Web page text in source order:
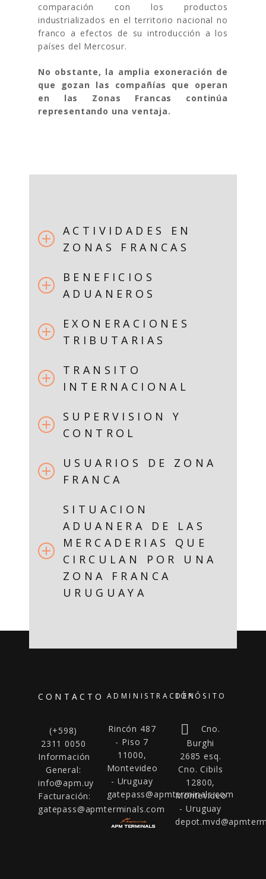
comparación con los productos
industrializados en el territorio nacional no
franco a efectos de su introducción a los
países del Mercosur.
No obstante, la amplia exoneración de
que gozan las compañías que operan
en las Zonas Francas continúa
representando una ventaja.
ACTIVIDADES EN
ZONAS FRANCAS
BENEFICIOS
ADUANEROS
EXONERACIONES
TRIBUTARIAS
TRANSITO
INTERNACIONAL
SUPERVISION Y
CONTROL
USUARIOS DE ZONA
FRANCA
SITUACION
ADUANERA DE LAS
MERCADERIAS QUE
CIRCULAN POR UNA
ZONA FRANCA
URUGUAYA
CONTACTO
(+598)
2311 0050
Información
General:
info@apm.uy
Facturación:
gatepass@apmterminals.com
ADMINISTRACIÓN
Rincón 487
- Piso 7
11000,
Montevideo
- Uruguay
gatepass@apmterminals.com
DEPÓSITO
Cno.
Burghi
2685 esq.
Cno. Cibils
12800,
Montevideo
- Uruguay